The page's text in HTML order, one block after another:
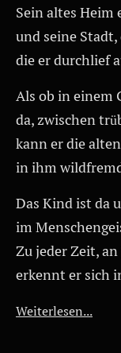
Sein altes Heim
und seine
die er durchlief
Als ob in einem
da, zwischen
kann er die
in ihm
Das Kind ist da
im
Zu jeder Zeit,
erkennt er sich
Weiterlesen...